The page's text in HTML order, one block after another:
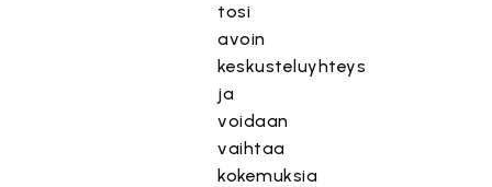
tosi
avoin
keskusteluyhteys
ja
voidaan
vaihtaa
kokemuksia